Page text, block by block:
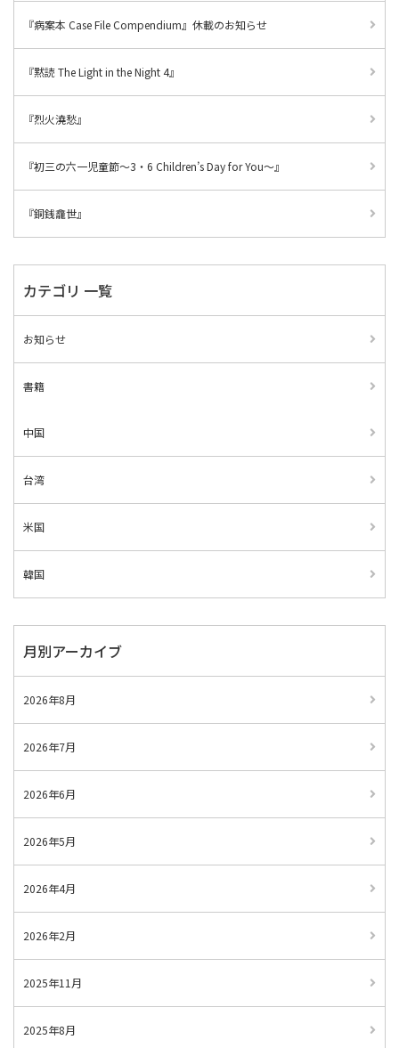
『病案本 Case File Compendium』休載のお知らせ
『黙読 The Light in the Night 4』
『烈火澆愁』
『初三の六一児童節～3・6 Children’s Day for You～』
『銅銭龕世』
カテゴリ 一覧
お知らせ
書籍
中国
台湾
米国
韓国
月別アーカイブ
2026年8月
2026年7月
2026年6月
2026年5月
2026年4月
2026年2月
2025年11月
2025年8月